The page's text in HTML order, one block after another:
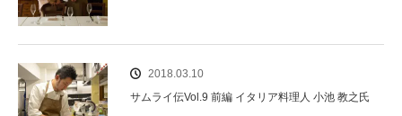
2018.03.10
サムライ伝Vol.9 前編 イタリア料理人 小池 教之氏